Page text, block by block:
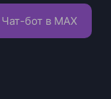
Чат-бот в MAX